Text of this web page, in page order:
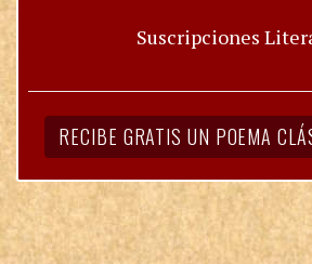
Suscripciones
RECIBE GRATIS UN POEMA